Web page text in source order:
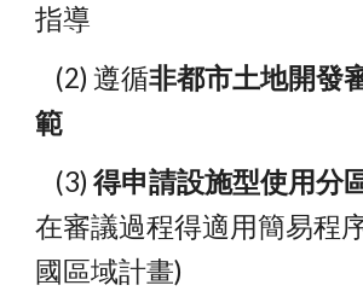
指導
    (2) 遵循
非都市土地開發
範
    (3)
得申請設施型使用分
在審議過程得適用簡易程
國區域計畫)